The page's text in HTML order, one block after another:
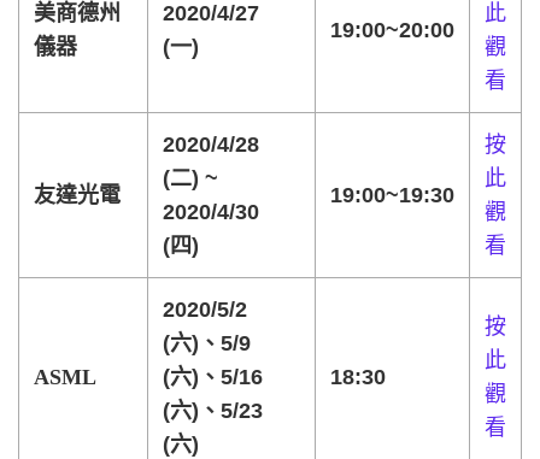
美商德州
儀器
2020/4/27
(一)
19:00~20:00
此
觀
看
友達光電
2020/4/28
(二) ~
2020/4/30
(四)
19:00~19:30
按
此
觀
看
ASML
2020/5/2
(六)、5/9
(六)、5/16
(六)、5/23
(六)
18:30
按
此
觀
看